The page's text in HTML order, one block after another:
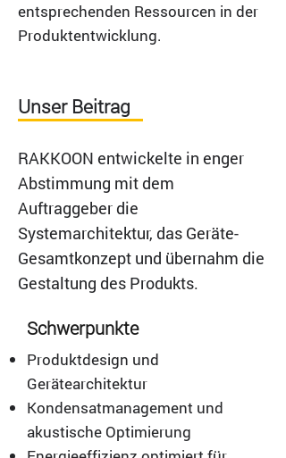
entsprechenden Ressourcen in der
Produktentwicklung.
Unser Beitrag
RAKKOON entwickelte in enger
Abstimmung mit dem
Auftraggeber die
Systemarchitektur, das Geräte-
Gesamtkonzept und übernahm die
Gestaltung des Produkts.
Schwerpunkte
Produktdesign und
Gerätearchitektur
Kondensatmanagement und
akustische Optimierung